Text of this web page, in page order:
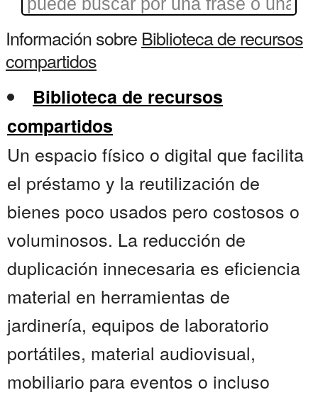
Información sobre Biblioteca de recursos
compartidos
Biblioteca de recursos
compartidos
Un espacio físico o digital que facilita
el préstamo y la reutilización de
bienes poco usados pero costosos o
voluminosos. La reducción de
duplicación innecesaria es eficiencia
material en herramientas de
jardinería, equipos de laboratorio
portátiles, material audiovisual,
mobiliario para eventos o incluso